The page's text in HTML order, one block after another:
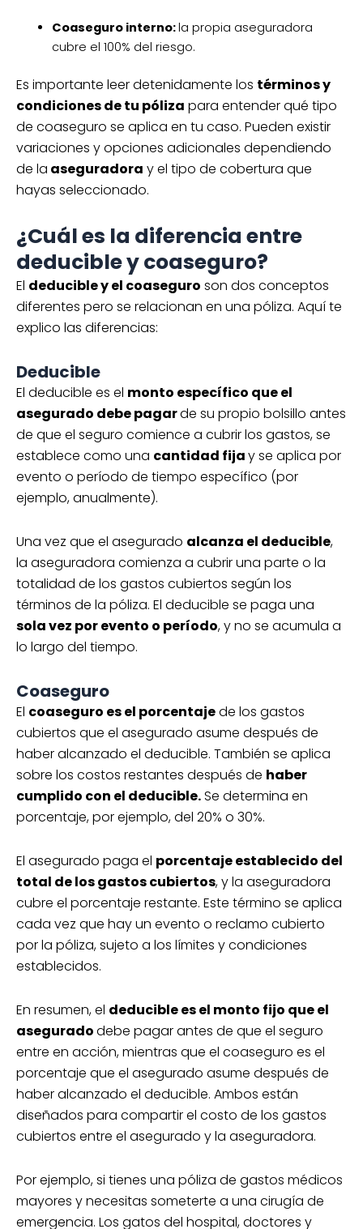
Coaseguro interno:la propia aseguradora
cubre el 100% del riesgo.
Es importante leer detenidamente los términos y
condiciones de tu póliza para entender qué tipo
de coaseguro se aplica en tu caso. Pueden existir
variaciones y opciones adicionales dependiendo
de la aseguradora y el tipo de cobertura que
hayas seleccionado.
¿Cuál es la diferencia entre
deducible y coaseguro?
El deducible y el coaseguro son dos conceptos
diferentes pero se relacionan en una póliza. Aquí te
explico las diferencias:
Deducible
El deducible es el monto específico que el
asegurado debe pagarde su propio bolsillo antes
de que el seguro comience a cubrir los gastos, se
establece como una cantidad fijay se aplica por
evento o período de tiempo específico (por
ejemplo, anualmente).
Una vez que el asegurado alcanza el deducible,
la aseguradora comienza a cubrir una parte o la
totalidad de los gastos cubiertos según los
términos de la póliza. El deducible se paga una
sola vez por evento o período, y no se acumula a
lo largo del tiempo.
Coaseguro
El coaseguro es el porcentajede los gastos
cubiertos que el asegurado asume después de
haber alcanzado el deducible. También se aplica
sobre los costos restantes después de haber
cumplido con el deducible.Se determina en
porcentaje, por ejemplo, del 20% o 30%.
El asegurado paga el porcentaje establecido del
total de los gastos cubiertos, y la aseguradora
cubre el porcentaje restante. Este término se aplica
cada vez que hay un evento o reclamo cubierto
por la póliza, sujeto a los límites y condiciones
establecidos.
En resumen, el deducible es el monto fijo que el
aseguradodebe pagar antes de que el seguro
entre en acción, mientras que el coaseguro es el
porcentaje que el asegurado asume después de
haber alcanzado el deducible. Ambos están
diseñados para compartir el costo de los gastos
cubiertos entre el asegurado y la aseguradora.
Por ejemplo, si tienes una póliza de gastos médicos
mayores y necesitas someterte a una cirugía de
emergencia. Los gatos del hospital, doctores y